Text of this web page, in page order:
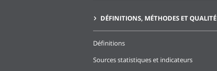
DÉFINITIONS, MÉTHODES ET QUALITÉ
Définitions
Sources statistiques et indicateurs